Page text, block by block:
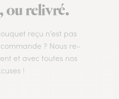
ou relivré.
reçu n’est pas
? Nous re-
et avec toutes nos
!